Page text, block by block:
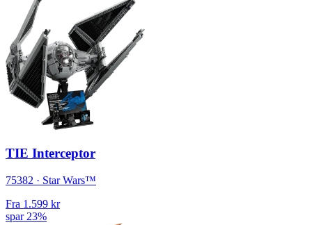
TIE Interceptor
75382 · Star Wars™
Fra 1.599 kr
spar 23%